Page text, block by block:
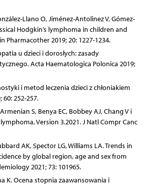
Llano O, Jiménez-Antolinez V, Gómez-
Hodgkin’s lymphoma in children and
Pharmacother 2019; 20: 1227-1234.
u dzieci i dorosłych: zasady
Acta Haematologica Polonica 2019;
i metod leczenia dzieci z chłoniakiem
60: 252-257.
S, Benya EC, Bobbey AJ, Chang V i
Version 3.2021. J Natl Compr Canc
AK, Spector LG, Williams LA. Trends in
by global region, age and sex from
2021; 73: 101965.
K. Ocena stopnia zaawansowania i